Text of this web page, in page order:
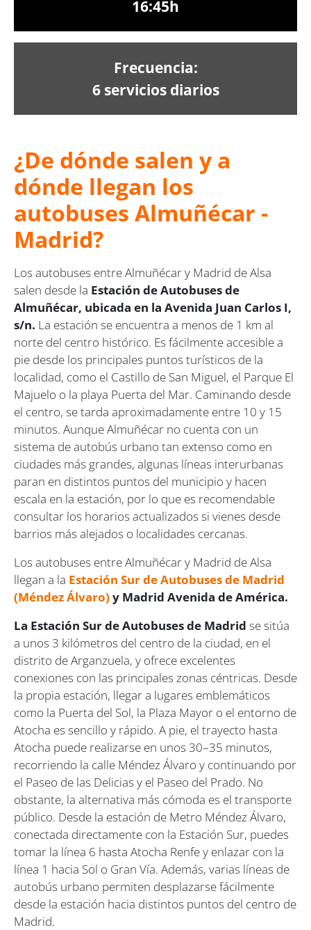
16:45h
Frecuencia:
6 servicios diarios
¿De dónde salen y a
dónde llegan los
autobuses Almuñécar -
Madrid?
Los autobuses entre Almuñécar y Madrid de Alsa
salen desde la Estación de Autobuses de
Almuñécar, ubicada en la Avenida Juan Carlos I,
s/n. La estación se encuentra a menos de 1 km al
norte del centro histórico. Es fácilmente accesible a
pie desde los principales puntos turísticos de la
localidad, como el Castillo de San Miguel, el Parque El
Majuelo o la playa Puerta del Mar. Caminando desde
el centro, se tarda aproximadamente entre 10 y 15
minutos. Aunque Almuñécar no cuenta con un
sistema de autobús urbano tan extenso como en
ciudades más grandes, algunas líneas interurbanas
paran en distintos puntos del municipio y hacen
escala en la estación, por lo que es recomendable
consultar los horarios actualizados si vienes desde
barrios más alejados o localidades cercanas.
Los autobuses entre Almuñécar y Madrid de Alsa
llegan a la Estación Sur de Autobuses de Madrid
(Méndez Álvaro) y Madrid Avenida de América.
La Estación Sur de Autobuses de Madrid se sitúa
a unos 3 kilómetros del centro de la ciudad, en el
distrito de Arganzuela, y ofrece excelentes
conexiones con las principales zonas céntricas. Desde
la propia estación, llegar a lugares emblemáticos
como la Puerta del Sol, la Plaza Mayor o el entorno de
Atocha es sencillo y rápido. A pie, el trayecto hasta
Atocha puede realizarse en unos 30–35 minutos,
recorriendo la calle Méndez Álvaro y continuando por
el Paseo de las Delicias y el Paseo del Prado. No
obstante, la alternativa más cómoda es el transporte
público. Desde la estación de Metro Méndez Álvaro,
conectada directamente con la Estación Sur, puedes
tomar la línea 6 hasta Atocha Renfe y enlazar con la
línea 1 hacia Sol o Gran Vía. Además, varias líneas de
autobús urbano permiten desplazarse fácilmente
desde la estación hacia distintos puntos del centro de
Madrid.